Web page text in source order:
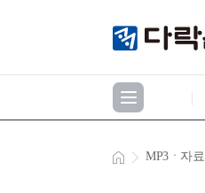
MP3ㆍ자료